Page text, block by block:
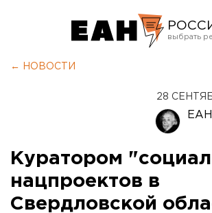
← НОВОСТИ
28
Куратором
нацпроектов в
Свердловской